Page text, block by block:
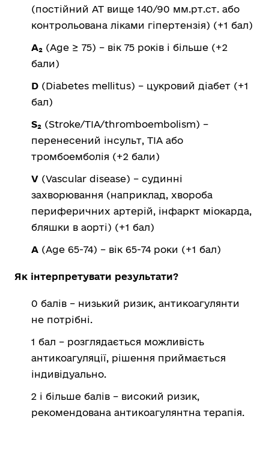
(постійний АТ вище 140/90 мм.рт.ст. або
контрольована ліками гіпертензія) (+1 бал)
A₂ (Age ≥ 75) – вік 75 років і більше (+2
бали)
D (Diabetes mellitus) – цукровий діабет (+1
бал)
S₂ (Stroke/TIA/thromboembolism) –
перенесений інсульт, ТІА або
тромбоемболія (+2 бали)
V (Vascular disease) – судинні
захворювання (наприклад, хвороба
периферичних артерій, інфаркт міокарда,
бляшки в аорті) (+1 бал)
A (Age 65-74) – вік 65-74 роки (+1 бал)
Як інтерпретувати результати?
0 балів – низький ризик, антикоагулянти
не потрібні.
1 бал – розглядається можливість
антикоагуляції, рішення приймається
індивідуально.
2 і більше балів – високий ризик,
рекомендована антикоагулянтна терапія.